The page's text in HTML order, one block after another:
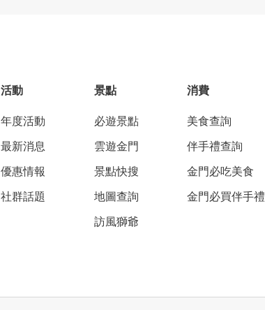
活動
年度活動
最新消息
優惠情報
社群話題
景點
必遊景點
雲遊金門
景點快搜
地圖查詢
訪風獅爺
消費
美食查詢
伴手禮查詢
金門必吃美食
金門必買伴手禮